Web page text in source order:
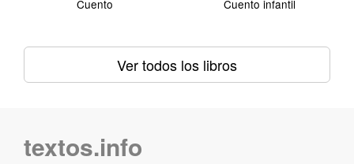
Cuento Cuento infantil
Ver todos los libros
textos.info